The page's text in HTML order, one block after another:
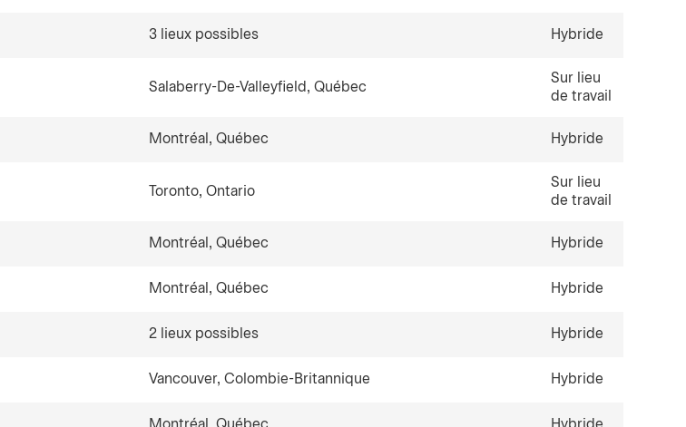
3 lieux possibles Hybride
Salaberry-De-Valleyfield, Québec
Sur lieu
de travail
Montréal, Québec Hybride
Toronto, Ontario
Sur lieu
de travail
Montréal, Québec Hybride
Montréal, Québec Hybride
2 lieux possibles Hybride
Vancouver, Colombie-Britannique Hybride